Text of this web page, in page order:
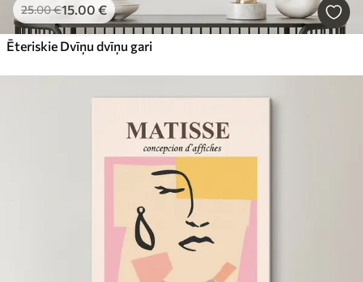
25.00€15.00 €
Ēteriskie Dvīņu dvīņu gari